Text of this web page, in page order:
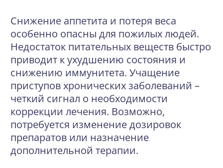
Снижение аппетита и потеря веса
особенно опасны для пожилых людей.
Недостаток питательных веществ быстро
приводит к ухудшению состояния и
снижению иммунитета. Учащение
приступов хронических заболеваний –
четкий сигнал о необходимости
коррекции лечения. Возможно,
потребуется изменение дозировок
препаратов или назначение
дополнительной терапии.